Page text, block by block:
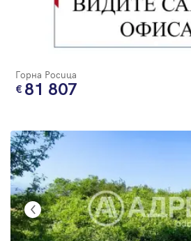
Горна Росица
81 807